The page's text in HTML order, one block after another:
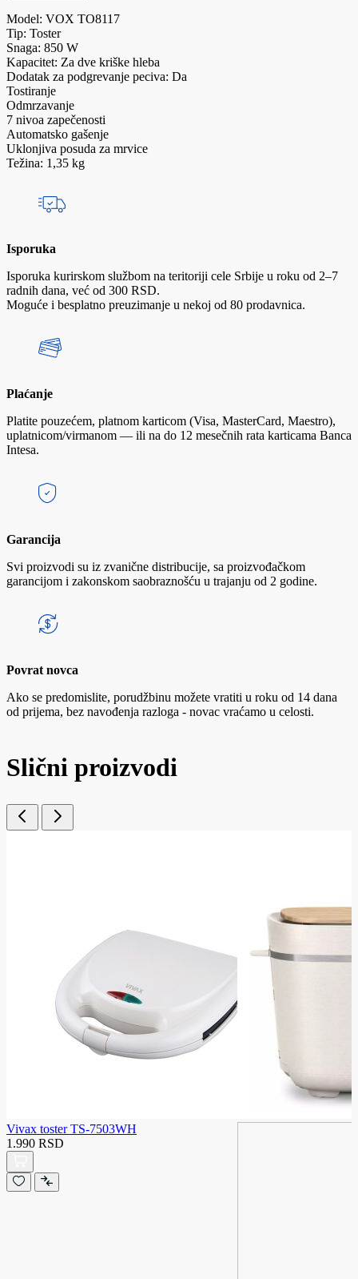
Model: VOX TO8117
Tip: Toster
Snaga: 850 W
Kapacitet: Za dve kriške hleba
Dodatak za podgrevanje peciva: Da
Tostiranje
Odmrzavanje
7 nivoa zapečenosti
Automatsko gašenje
Uklonjiva posuda za mrvice
Težina: 1,35 kg
Isporuka
Isporuka kurirskom službom na teritoriji cele Srbije u roku od 2–7
radnih dana, već od 300 RSD.
Moguće i besplatno preuzimanje u nekoj od 80 prodavnica.
Plaćanje
Platite pouzećem, platnom karticom (Visa, MasterCard, Maestro),
uplatnicom/virmanom — ili na do 12 mesečnih rata karticama Banca
Intesa.
Garancija
Svi proizvodi su iz zvanične distribucije, sa proizvođačkom
garancijom i zakonskom saobraznošću u trajanju od 2 godine.
Povrat novca
Ako se predomislite, porudžbinu možete vratiti u roku od 14 dana
od prijema, bez navođenja razloga - novac vraćamo u celosti.
Slični proizvodi
Vivax toster TS-7503WH
1.990 RSD